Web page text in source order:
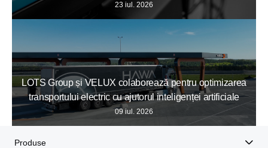
23 iul. 2026
LOTS Group și VELUX colaborează pentru optimizarea
transportului electric cu ajutorul inteligenței artificiale
09 iul. 2026
Produse